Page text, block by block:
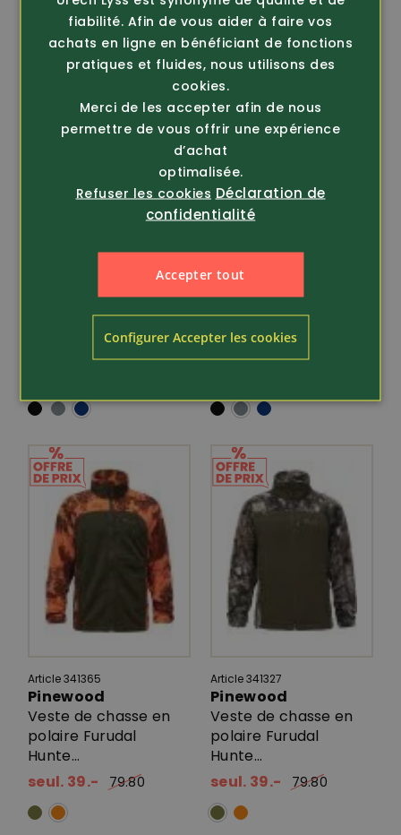
Helly Hansen
Workwear
Polaire demi-zip
Kensington (72251)
Article 344211
Helly Hansen
Workwear
Polaire demi-zip
Article 341365
Pinewood
Veste de chasse en
polaire Furudal
Hunte...
seul. 39.-
79.80
Article 341327
Pinewood
Veste de chasse en
polaire Furudal
Hunte...
seul. 39.-
79.80
fiabilité. Afin de vous aider à faire vos
achats en ligne en bénéficiant de fonctions
pratiques et fluides, nous utilisons des
cookies.
Merci de les accepter afin de nous
permettre de vous offrir une expérience
d’achat
optimalisée.
Refuser les cookies Déclaration de
confidentialité
Accepter tout
Configurer Accepter les cookies